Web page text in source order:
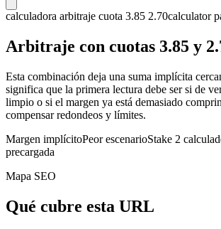
calculadora arbitraje cuota 3.85 2.70calculator
Arbitraje con cuotas 3.85 y
Esta combinación deja una suma implícita
significa que la primera lectura debe ser si de
limpio o si el margen ya está demasiado
compensar redondeos y límites.
Margen implícitoPeor escenarioStake 2
precargada
Mapa SEO
Qué cubre esta URL